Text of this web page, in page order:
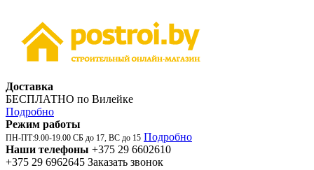
Доставка
БЕСПЛАТНО по Вилейке
Подробно
Режим работы
ПН-ПТ:9.00-19.00 СБ до 17, ВС до 15 Подробно
Наши телефоны +375 29 6602610
+375 29 6962645 Заказать звонок